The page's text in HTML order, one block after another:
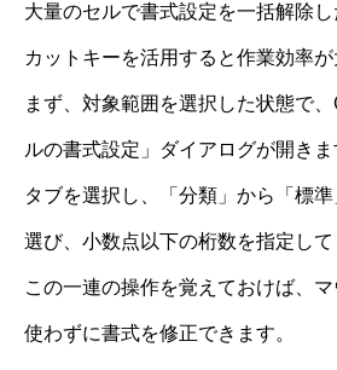
大量のセルで書式設定を一括解除
カットキーを活用すると作業効率が
まず、対象範囲を選択した状態で
ルの書式設定」ダイアログが開きま
タブを選択し、「分類」から「標
選び、小数点以下の桁数を指定して
この一連の操作を覚えておけば、
使わずに書式を修正できます。